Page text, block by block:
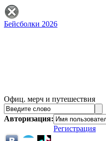
Бейсболки 2026
Офиц. мерч и путешествия
Авторизация:
Регистрация